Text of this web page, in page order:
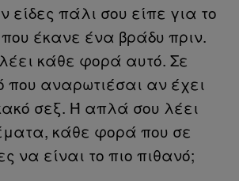
είδες πάλι σου είπε για το
έκανε ένα βράδυ πριν.
κάθε φορά αυτό. Σε
που αναρωτιέσαι αν έχει
σεξ. Ή απλά σου λέει
κάθε φορά που σε
να είναι το πιο πιθανό;